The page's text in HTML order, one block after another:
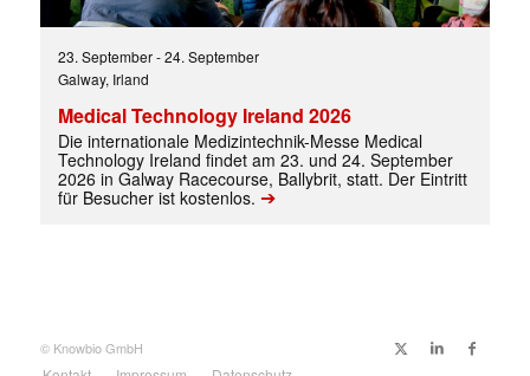
✕
23. September-24. September
Galway, Irland
Medical Technology Ireland 2026
Die internationale Medizintechnik-Messe Medical
Technology Ireland findet am 23. und 24. September
2026 in Galway Racecourse, Ballybrit, statt. Der Eintritt
für Besucher ist kostenlos. ➔
© Knowbio GmbH